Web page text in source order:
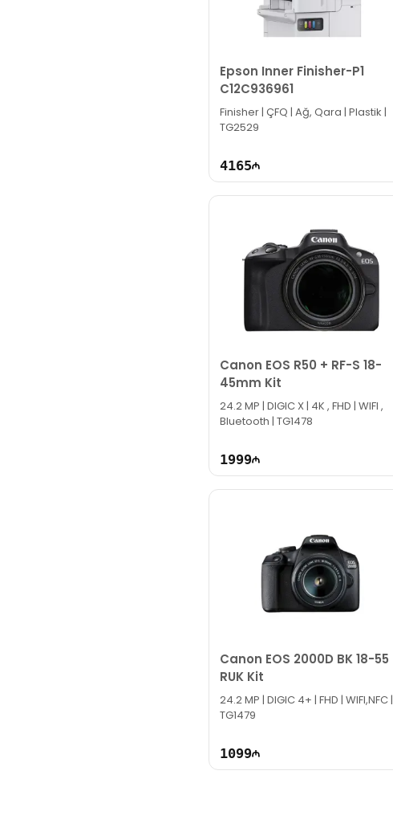
Epson Inner Finisher-P1
C12C936961
Finisher | ÇFQ | Ağ, Qara | Plastik |
TG2529
4165
Canon EOS R50 + RF-S 18-
45mm Kit
24.2 MP | DIGIC X | 4K , FHD | WIFI ,
Bluetooth | TG1478
1999
Canon EOS 2000D BK 18-55
RUK Kit
24.2 MP | DIGIC 4+ | FHD | WIFI,NFC |
TG1479
1099